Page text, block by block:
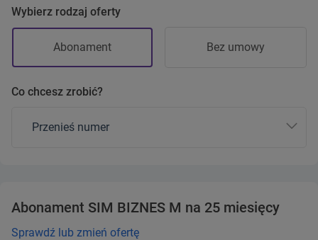
Wybierz rodzaj oferty
Abonament Bez umowy
Co chcesz zrobić?
Przenieś numer
Abonament SIM BIZNES M na 25 miesięcy
Sprawdź lub zmień ofertę